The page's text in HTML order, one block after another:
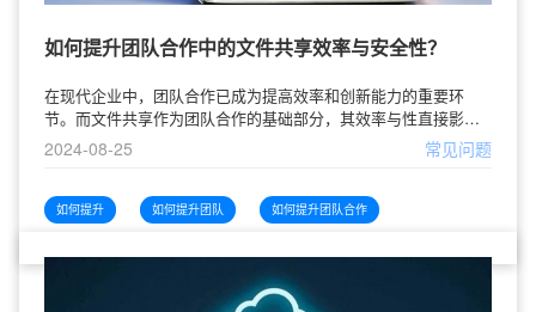
如何提升团队合作中的文件共享效率与安全性？
在现代企业中，团队合作已成为提高效率和创新能力的重要环
节。而文件共享作为团队合作的基础部分，其效率与性直接影响
到团队的整体表现。本文将探讨如何提升团队合作中的文件共享
效率与安全性。理解文件共享的现状
2024-08-25 常见问题
如何提升 如何提升团队 如何提升团队合作